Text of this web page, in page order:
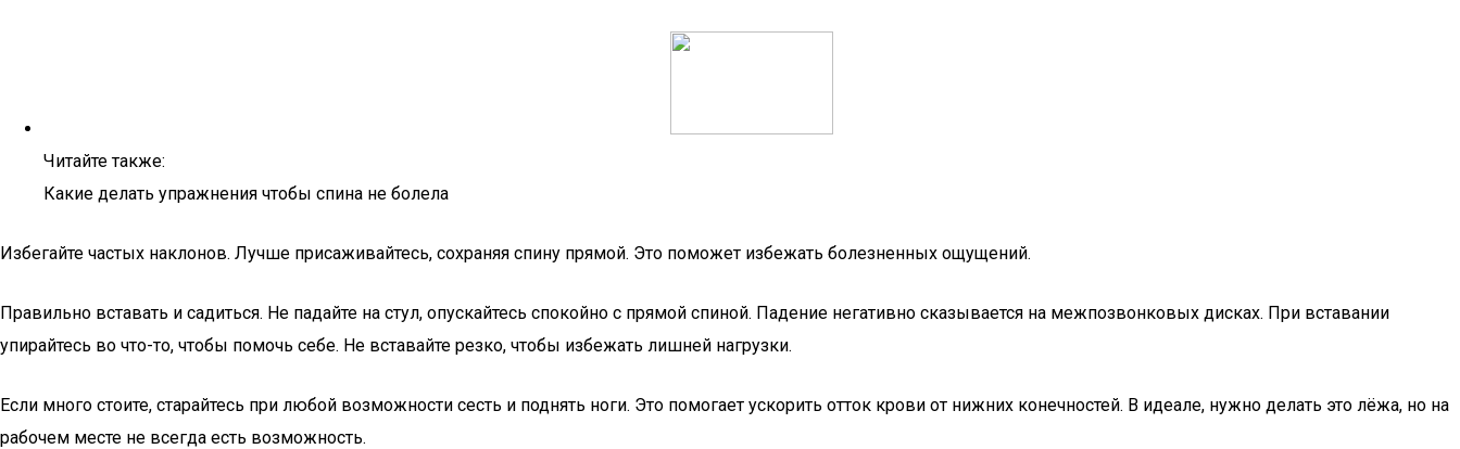
Читайте также:
Какие делать упражнения чтобы спина не болела
Избегайте частых наклонов. Лучше присаживайтесь, сохраняя спину прямой. Это поможет избежать болезненных ощущений.
Правильно вставать и садиться. Не падайте на стул, опускайтесь спокойно с прямой спиной. Падение негативно сказывается на межпозвонковых дисках. При вставании
упирайтесь во что-то, чтобы помочь себе. Не вставайте резко, чтобы избежать лишней нагрузки.
Если много стоите, старайтесь при любой возможности сесть и поднять ноги. Это помогает ускорить отток крови от нижних конечностей. В идеале, нужно делать это лёжа, но на
рабочем месте не всегда есть возможность.